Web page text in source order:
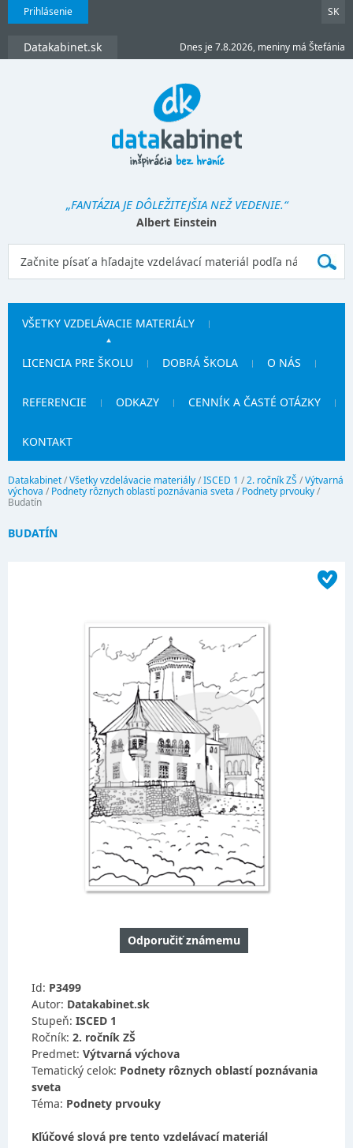
Prihlásenie SK
Datakabinet.sk Dnes je 7.8.2026, meniny má Štefánia
„FANTÁZIA JE DÔLEŽITEJŠIA NEŽ VEDENIE.“
Albert Einstein
VŠETKY VZDELÁVACIE MATERIÁLY
LICENCIA PRE ŠKOLU DOBRÁ ŠKOLA O NÁS
REFERENCIE ODKAZY CENNÍK A ČASTÉ OTÁZKY
KONTAKT
Datakabinet/Všetky vzdelávacie materiály/ISCED 1 /2. ročník ZŠ /Výtvarná
výchova / Podnety rôznych oblastí poznávania sveta / Podnety prvouky/
Budatín
BUDATÍN
Odporučiť známemu
Id: P3499
Autor: Datakabinet.sk
Stupeň: ISCED 1
Ročník: 2. ročník ZŠ
Predmet: Výtvarná výchova
Tematický celok: Podnety rôznych oblastí poznávania
sveta
Téma: Podnety prvouky
Kľúčové slová pre tento vzdelávací materiál